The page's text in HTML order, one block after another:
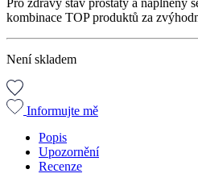
Pro zdravý stav prostaty a naplněný
kombinace TOP produktů za
Není skladem
Informujte mě
Popis
Upozornění
Recenze